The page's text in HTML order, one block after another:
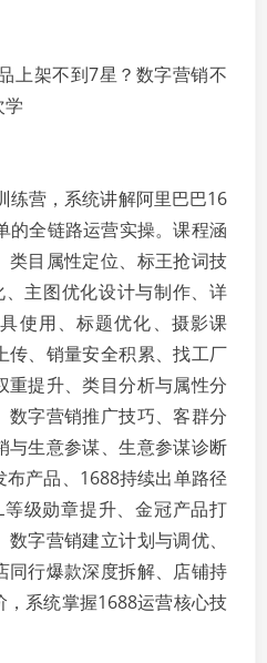
练营，系统讲解阿里巴巴16
的全链路运营实操。课程涵
类目属性定位、标王抢词技
主图优化设计与制作、详
使用、标题优化、摄影课
传、销量安全积累、找工厂
重提升、类目分析与属性分
数字营销推广技巧、客群分
与生意参谋、生意参谋诊断
布产品、1688持续出单路径
级勋章提升、金冠产品打
字营销建立计划与调优、
同行爆款深度拆解、店铺持
系统掌握1688运营核心技